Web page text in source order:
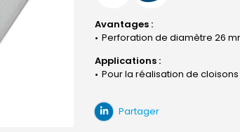
Avantages :
Perforation de diamètre 26
Applications :
Pour la réalisation de
Partager